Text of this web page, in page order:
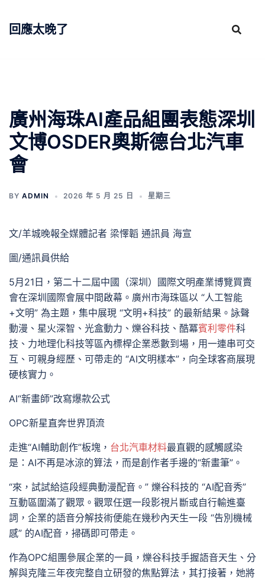
回應太晚了
廣州海珠AI產品組團表態深圳
文博OSDER奧斯德台北汽車
會
BY ADMIN 2026 年 5 月 25 日 星期三
文/羊城晚報全媒體記者 梁懌韜 通訊員 海宣
圖/通訊員供給
5月21日，第二十二屆中國（深圳）國際文明產業博覽買賣
會在深圳國際會展中間啟幕。廣州市海珠區以 “人工智能
+文明” 為主題，集中展現 “文明+科技” 的最新結果。詠聲
動漫、星火深智、光盒動力、爍谷科技、酷冪賓利零件科
技、力地理化科技等區內標桿企業悉數到場，用一連串可交
互、可親身經歷、可帶走的 “AI文明樣本”，向全球客商展現
硬核實力。
AI“新畫師”改寫爆款公式
OPC新星直奔世界頂流
走進“AI輔助創作”板塊， 台北汽車材料最直觀的感觸感染
是：AI不再是冰涼的算法，而是創作者手邊的“新畫筆”。
“來，試試給這段經典動漫配音。” 爍谷科技的 “AI配音秀”
互動區圍滿了觀眾。觀眾任選一段影視片斷或自行輸進臺
詞，企業的語音分解技術便能在幾秒內天生一段 “告別機械
感” 的AI配音，掃碼即可帶走。
作為OPC組團參展企業的一員，爍谷科技手握語音天生、分
解與克隆三年夜完整自立研發的焦點算法，其打接著，她將